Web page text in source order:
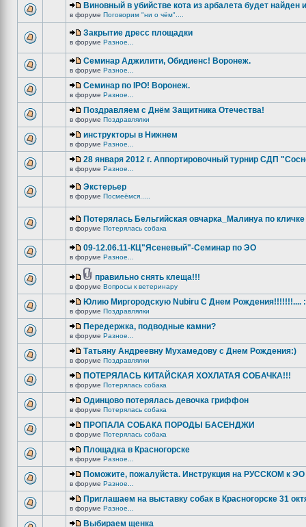
Виновный в убийстве кота из арбалета будет найден
в форуме Поговорим "ни о чём"....
Закрытие дресс площадки
в форуме Разное...
Семинар Аджилити, Обидиенс! Воронеж.
в форуме Разное...
Семинар по IPO! Воронеж.
в форуме Разное...
Поздравляем с Днём Защитника Отечества!
в форуме Поздравлялки
инструкторы в Нижнем
в форуме Разное...
28 января 2012 г. Аппортировочный турнир СДП
в форуме Разное...
Экстерьер
в форуме Посмеёмся.....
Потерялась Бельгийская овчарка_Малинуа по
в форуме Потерялась собака
09-12.06.11-КЦ"Ясеневый"-Семинар по ЭО
в форуме Разное...
правильно снять клеща!!!
в форуме Вопросы к ветеринару
Юлию Миргородскую Nubiru С Днем Рождения!!!!!!!....
в форуме Поздравлялки
Передержка, подводные камни?
в форуме Разное...
Татьяну Андреевну Мухамедову с Днем Рождения:)
в форуме Поздравлялки
ПОТЕРЯЛАСЬ КИТАЙСКАЯ ХОХЛАТАЯ СОБАЧКА!!!
в форуме Потерялась собака
Одинцово потерялась девочка гриффон
в форуме Потерялась собака
ПРОПАЛА СОБАКА ПОРОДЫ БАСЕНДЖИ
в форуме Потерялась собака
Площадка в Красногорске
в форуме Разное...
Поможите, пожалуйста. Инструкция на РУССКОМ к ЭО
в форуме Разное...
Приглашаем на выставку собак в Красногорске 31
в форуме Разное...
Выбираем щенка